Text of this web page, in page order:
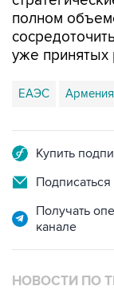
полном
уже
ЕАЭС Армения
Купить
Получать
канале
НОВОСТИ ПО